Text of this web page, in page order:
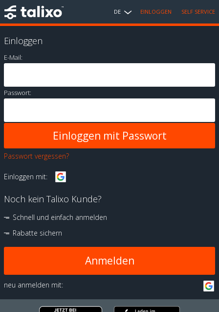
DE EINLOGGEN SELF SERVICE
Einloggen
E-Mail:
Passwort:
Passwort vergessen?
Einloggen mit:
Noch kein Talixo Kunde?
Schnell und einfach anmelden
Rabatte sichern
Anmelden
neu anmelden mit: